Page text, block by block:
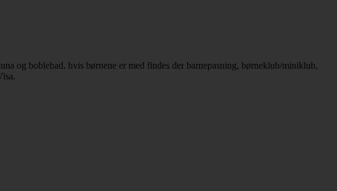
og boblebad. hvis børnene er med findes der barnepasning, børneklub/miniklub,